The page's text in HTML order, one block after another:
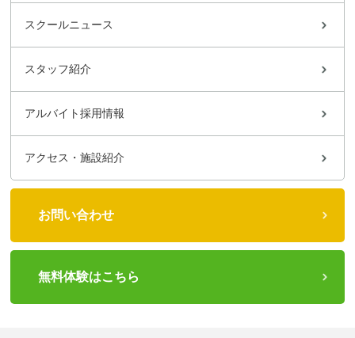
スクールニュース
スタッフ紹介
アルバイト採用情報
アクセス・施設紹介
お問い合わせ
無料体験はこちら